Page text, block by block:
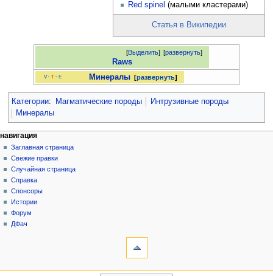
Red spinel (малыми кластерами)
Статья в Википедии
[развернуть]
[Выделить]
Raws
развернуть
V·T · E Минералы
Категории: Магматические породы
Интрузивные породы
Минералы
Н
а
в
и
а
ц
действия на странице
статья
обсуждение
читать
просмотр
кода
история
персональные инструменты
создать
учётную
запись
войти
навигация
Заглавная страница
Свежие правки
Случайная страница
Справка
Спонсоры
Истории
Форум
ДФач
навигация